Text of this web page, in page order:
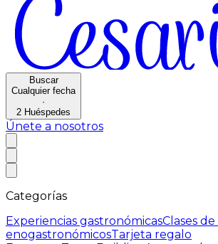
Buscar
Cualquier fecha
·
2 Huéspedes
Únete a nosotros
Categorías
Experiencias gastronómicasClases
enogastronómicosTarjeta regalo